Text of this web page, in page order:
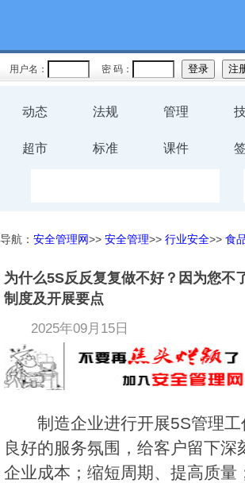
用户名： 密 码：
动态 法规 管理
超市 标准 课件
导航： 安全管理网>> 安全管理>> 行业安全>> 食
为什么5S反反复复做不好？因为您不
制度及开展要点
2025年09月15日
制造企业进行开展5S管理
良好的服务氛围，给客户留下深
企业成本；缩短周期、提高质量